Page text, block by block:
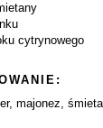
cytrynowego
majonez,